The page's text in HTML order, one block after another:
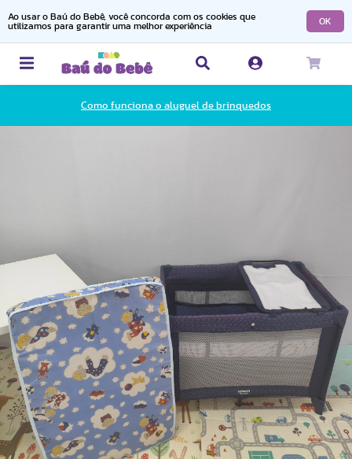
Ao usar o Baú do Bebê, você concorda com os cookies que
utilizamos para garantir uma melhor experiência
OK
Como funciona o aluguel de brinquedos